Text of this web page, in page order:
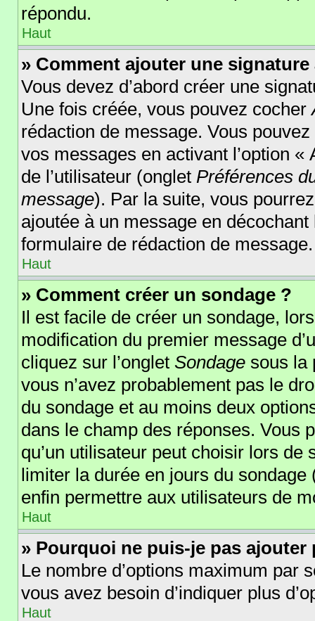
répondu.
Haut
» Comment ajouter une signature
Vous devez d’abord créer une
Une fois créée, vous pouvez cocher
rédaction de message. Vous
vos messages en activant l’option
de l’utilisateur (onglet Préférences
message). Par la suite, vous
ajoutée à un message en
formulaire de rédaction de message.
Haut
» Comment créer un sondage ?
Il est facile de créer un sondage,
modification du premier message
cliquez sur l’onglet Sondage sous la
vous n’avez probablement pas le
du sondage et au moins deux
dans le champ des réponses. Vous
qu’un utilisateur peut choisir lors de
limiter la durée en jours du
enfin permettre aux utilisateurs de
Haut
» Pourquoi ne puis-je pas
Le nombre d’options maximum par
vous avez besoin d’indiquer plus
Haut